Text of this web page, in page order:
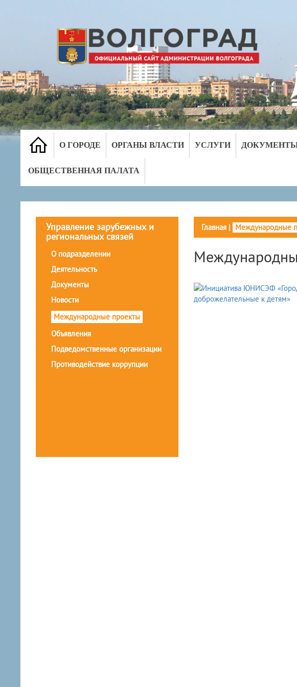
О ГОРОДЕ ОРГАНЫ ВЛАСТИ УСЛУГИ
ОБЩЕСТВЕННАЯ ПАЛАТА
Управление зарубежных и
региональных связей
О подразделении
Деятельность
Документы
Новости
Международные проекты
Объявления
Подведомственные организации
Противодействие коррупции
Главная| Международные